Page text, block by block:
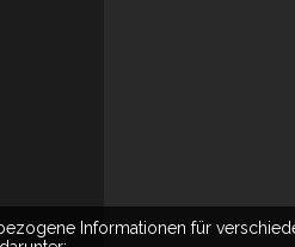
Informationen für